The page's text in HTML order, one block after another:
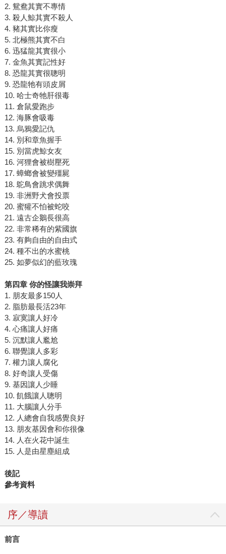
2. 鴛鴦其實不專情
3. 殺人鯨其實不殺人
4. 豬其實比你瘦
5. 北極熊其實不白
6. 迅猛龍其實很小
7. 金魚其實記性好
8. 恐龍其實很聰明
9. 恐龍牠有頭皮屑
10. 哈士奇牠肝很毒
11. 倉鼠愛跑步
12. 海豚會吸毒
13. 烏鴉愛記仇
14. 別和章魚握手
15. 別當虎鯨女友
16. 河狸會被樹壓死
17. 蟑螂會被變殭屍
18. 鴕鳥會跳求偶舞
19. 非洲野犬會投票
20. 蜜獾不怕被蛇咬
21. 遠古企鵝長很高
22. 非常稀有的紫國旗
23. 有夠自由的自由式
24. 種不出的水蜜桃
25. 如夢似幻的藍玫瑰
第四章 你的怪讓我崇拜
1. 朋友最多150人
2. 脂肪最長活23年
3. 寂寞讓人好冷
4. 心痛讓人好痛
5. 沉默讓人尷尬
6. 聯覺讓人多彩
7. 權力讓人腐化
8. 好奇讓人受傷
9. 基因讓人少睡
10. 飢餓讓人聰明
11. 大腦讓人分手
12. 人總會自我感覺良好
13. 朋友基因會和你很像
14. 人在火花中誕生
15. 人是由星塵組成
後記
參考資料
序／導讀
前言